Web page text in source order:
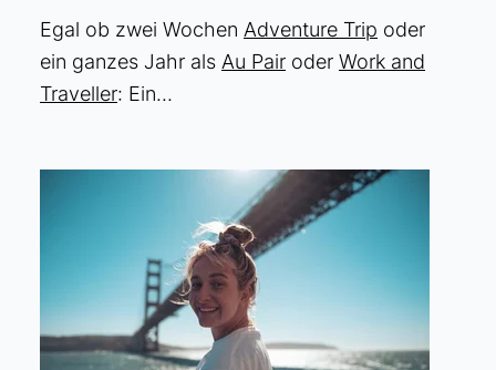
Egal ob zwei Wochen Adventure Trip oder
ein ganzes Jahr als Au Pair oder Work and
Traveller: Ein...